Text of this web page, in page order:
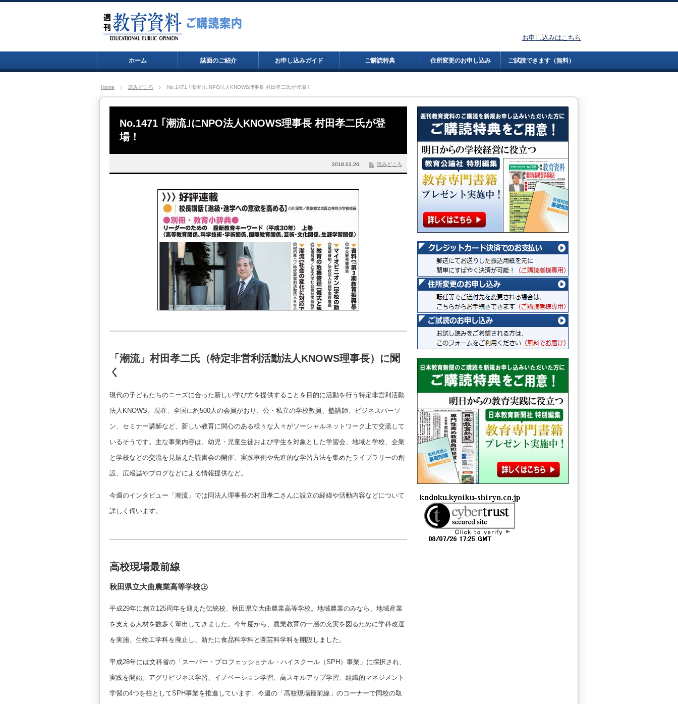
ホーム 誌面のご紹介 お申し込みガイド ご購読特典 住所変更のお申し込み ご試読できます（無料）
お申し込みはこちら
Home 読みどころ No.1471 ｢潮流｣にNPO法人KNOWS理事長 村田孝二氏が登場！
No.1471 ｢潮流｣にNPO法人KNOWS理事長 村田孝二氏が登
場！
読みどころ
2018.03.26
「潮流」村田孝二氏（特定非営利活動法人KNOWS理事長）に聞
く
現代の子どもたちのニーズに合った新しい学び方を提供することを目的に活動を行う特定非営利活動
法人KNOWS。現在、全国に約500人の会員がおり、公・私立の学校教員、塾講師、ビジネスパーソ
ン、セミナー講師など、新しい教育に関心のある様々な人々がソーシャルネットワーク上で交流して
いるそうです。主な事業内容は、幼児・児童生徒および学生を対象とした学習会、地域と学校、企業
と学校などの交流を見据えた読書会の開催、実践事例や先進的な学習方法を集めたライブラリーの創
設、広報誌やブログなどによる情報提供など。
今週のインタビュー「潮流」では同法人理事長の村田孝二さんに設立の経緯や活動内容などについて
詳しく伺います。
高校現場最前線
秋田県立大曲農業高等学校㊤
平成29年に創立125周年を迎えた伝統校、秋田県立大曲農業高等学校。地域農業のみなら、地域産業
を支える人材を数多く輩出してきました。今年度から、農業教育の一層の充実を図るために学科改選
を実施。生物工学科を廃止し、新たに食品科学科と園芸科学科を開設しました。
平成28年には文科省の「スーパー・プロフェッショナル・ハイスクール（SPH）事業」に採択され、
実践を開始。アグリビジネス学習、イノベーション学習、高スキルアップ学習、組織的マネジメント
学習の4つを柱としてSPH事業を推進しています。今週の「高校現場最前線」のコーナーで同校の取